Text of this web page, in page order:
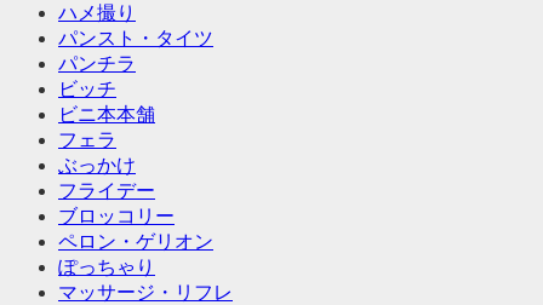
ハメ撮り
パンスト・タイツ
パンチラ
ビッチ
ビニ本本舗
フェラ
ぶっかけ
フライデー
ブロッコリー
ペロン・ゲリオン
ぽっちゃり
マッサージ・リフレ